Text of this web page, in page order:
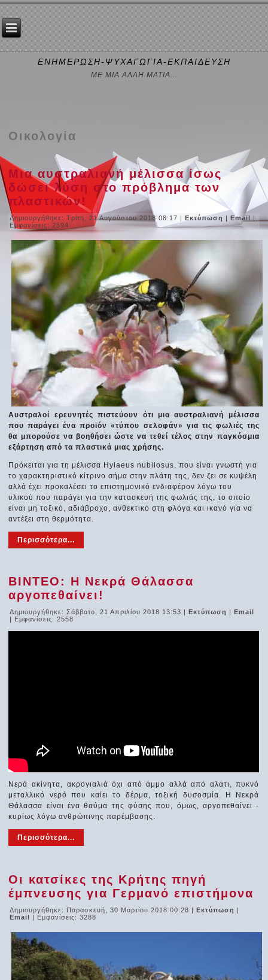
ΕΝΗΜΕΡΩΣΗ-ΨΥΧΑΓΩΓΙΑ-ΕΚΠΑΙΔΕΥΣΗ
ΜΕ ΜΙΑ ΑΛΛΗ ΜΑΤΙΑ...
Οικολογία
Μια αυστραλιανή μέλισσα ίσως
δώσει λύση στο πρόβλημα των
πλαστικών!
Δημιουργήθηκε: Τρίτη, 21 Αυγούστου 2018 08:17 |Εκτύπωση |Email |
Εμφανίσεις: 2594
Αυστραλοί ερευνητές πιστεύουν ότι μια αυστραλιανή μέλισσα
που παράγει ένα προϊόν «τύπου σελοφάν» για τις φωλιές της
θα μπορούσε να βοηθήσει ώστε να τεθεί τέλος στην παγκόσμια
εξάρτηση από τα πλαστικά μιας χρήσης.
Πρόκειται για τη μέλισσα Hylaeus nubilosus, που είναι γνωστή για
το χαρακτηριστικό κίτρινο σήμα στην πλάτη της, δεν ζει σε κυψέλη
αλλά έχει προκαλέσει το επιστημονικό ενδιαφέρον λόγω του
υλικού που παράγει για την κατασκευή της φωλιάς της, το οποίο
είναι μη τοξικό, αδιάβροχο, ανθεκτικό στη φλόγα και ικανό για να
αντέξει στη θερμότητα.
Περισσότερα...
ΒΙΝΤΕΟ: Η Νεκρά Θάλασσα
αργοπεθαίνει!
Δημιουργήθηκε: Σάββατο, 21 Απριλίου 2018 13:53 |Εκτύπωση |Email
| Εμφανίσεις: 2558
Νερά ακίνητα, ακρογιαλιά όχι από άμμο αλλά από αλάτι, πυκνό
μεταλλικό νερό που καίει το δέρμα, τοξική δυσοσμία. Η Νεκρά
Θάλασσα είναι ένα θαύμα της φύσης που, όμως, αργοπεθαίνει -
κυρίως λόγω ανθρώπινης παρέμβασης.
Περισσότερα...
Οι κατσίκες της Κρήτης πηγή
έμπνευσης για Γερμανό επιστήμονα
Δημιουργήθηκε: Παρασκευή, 30 Μαρτίου 2018 00:28 |Εκτύπωση |
Email | Εμφανίσεις: 3288